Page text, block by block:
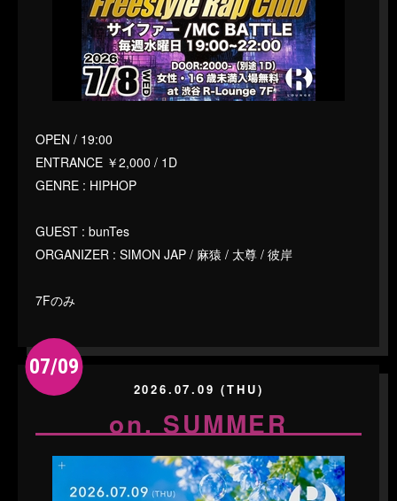
OPEN / 19:00
ENTRANCE ￥2,000 / 1D
GENRE : HIPHOP
GUEST : bunTes
ORGANIZER : SIMON JAP / 麻猿 / 太尊 / 彼岸
7Fのみ
07/09
2026.07.09 (THU)
on. SUMMER